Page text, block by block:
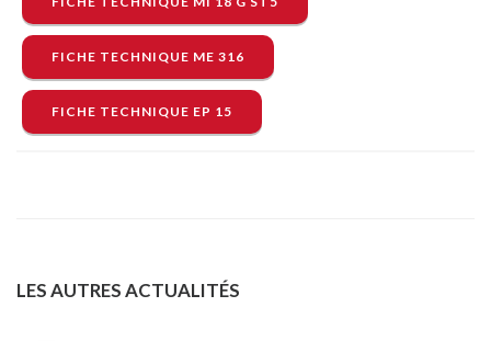
FICHE TECHNIQUE ME 316
FICHE TECHNIQUE EP 15
LES AUTRES ACTUALITÉS